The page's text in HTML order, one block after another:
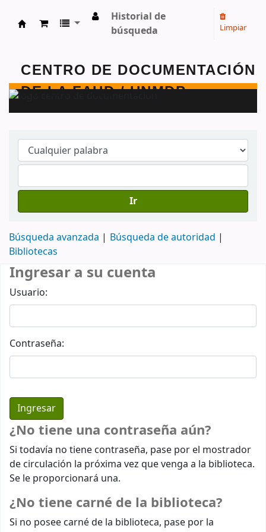
Centro de Documentación - FAUD - Unmdp -
Historial de
búsqueda
Limpiar
Ir
Búsqueda avanzada
Búsqueda de autoridad
Bibliotecas
Ingresar a su cuenta
Usuario:
Contraseña:
¿No tiene una contraseña aún?
Si todavía no tiene contraseña, pase por el mostrador
de circulación la próxima vez que venga a la biblioteca.
Se le proporcionará una.
¿No tiene carné de la biblioteca?
Si no posee carné de la biblioteca, pase por la